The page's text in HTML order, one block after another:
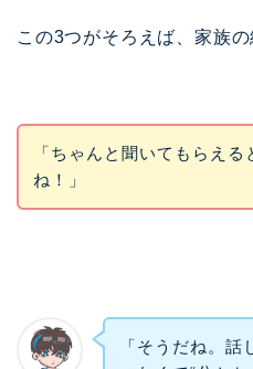
この3つがそろえば、家族
「ちゃんと聞いてもらえる
ね！」
「そうだね。話